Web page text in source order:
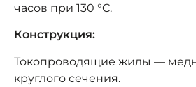
часов при 130 °C.
Конструкция:
Токопроводящие жилы —
круглого сечения.